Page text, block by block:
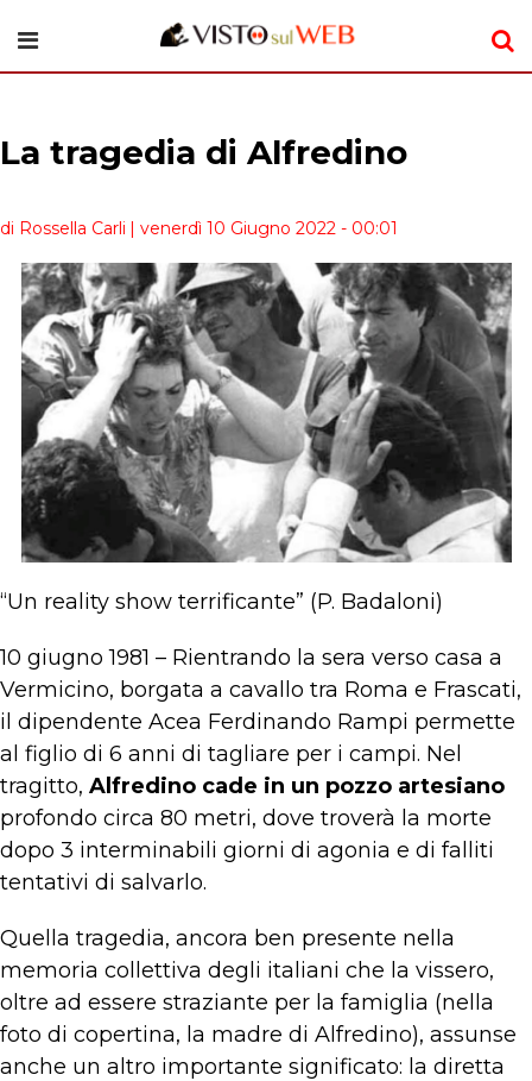
La tragedia di Alfredino
di Rossella Carli | venerdì 10 Giugno 2022 - 00:01
“Un reality show terrificante” (P. Badaloni)
10 giugno 1981 – Rientrando la sera verso casa a
Vermicino, borgata a cavallo tra Roma e Frascati,
il dipendente Acea Ferdinando Rampi permette
al figlio di 6 anni di tagliare per i campi. Nel
tragitto, Alfredino cade in un pozzo artesiano
profondo circa 80 metri, dove troverà la morte
dopo 3 interminabili giorni di agonia e di falliti
tentativi di salvarlo.
Quella tragedia, ancora ben presente nella
memoria collettiva degli italiani che la vissero,
oltre ad essere straziante per la famiglia (nella
foto di copertina, la madre di Alfredino), assunse
anche un altro importante significato: la diretta